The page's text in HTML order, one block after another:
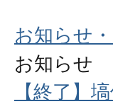
お知らせ
お知らせ
【終了】